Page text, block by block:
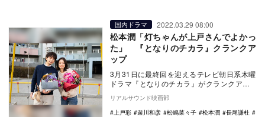
国内ドラマ 2022.03.29 08:00
松本潤「灯ちゃんが上戸さんでよかっ
た」 『となりのチカラ』クランクア
ップ
3月31日に最終回を迎えるテレビ朝日系木曜
ドラマ『となりのチカラ』がクランクアッ
プを迎え、主演の松本潤のコメントが公開
された。 …
リアルサウンド映画部
上戸彩
遊川和彦 松嶋菜々子 松本潤
長尾謙杜